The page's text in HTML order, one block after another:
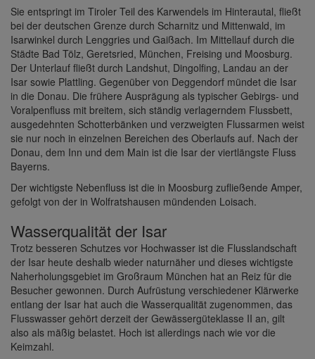
Sie entspringt im Tiroler Teil des Karwendels im Hinterautal, fließt
bei der deutschen Grenze durch Scharnitz und Mittenwald, im
Isarwinkel durch Lenggries und Gaißach. Im Mittellauf durch die
Städte Bad Tölz, Geretsried, München, Freising und Moosburg.
Der Unterlauf fließt durch Landshut, Dingolfing, Landau an der
Isar sowie Plattling. Gegenüber von Deggendorf mündet die Isar
in die Donau. Die frühere Ausprägung als typischer Gebirgs- und
Voralpenfluss mit breitem, sich ständig verlagerndem Flussbett,
ausgedehnten Schotterbänken und verzweigten Flussarmen weist
sie nur noch in einzelnen Bereichen des Oberlaufs auf. Nach der
Donau, dem Inn und dem Main ist die Isar der viertlängste Fluss
Bayerns.
Der wichtigste Nebenfluss ist die in Moosburg zufließende Amper,
gefolgt von der in Wolfratshausen mündenden Loisach.
Wasserqualität der Isar
Trotz besseren Schutzes vor Hochwasser ist die Flusslandschaft
der Isar heute deshalb wieder naturnäher und dieses wichtigste
Naherholungsgebiet im Großraum München hat an Reiz für die
Besucher gewonnen. Durch Aufrüstung verschiedener Klärwerke
entlang der Isar hat auch die Wasserqualität zugenommen, das
Flusswasser gehört derzeit der Gewässergüteklasse II an, gilt
also als mäßig belastet. Hoch ist allerdings nach wie vor die
Keimzahl.